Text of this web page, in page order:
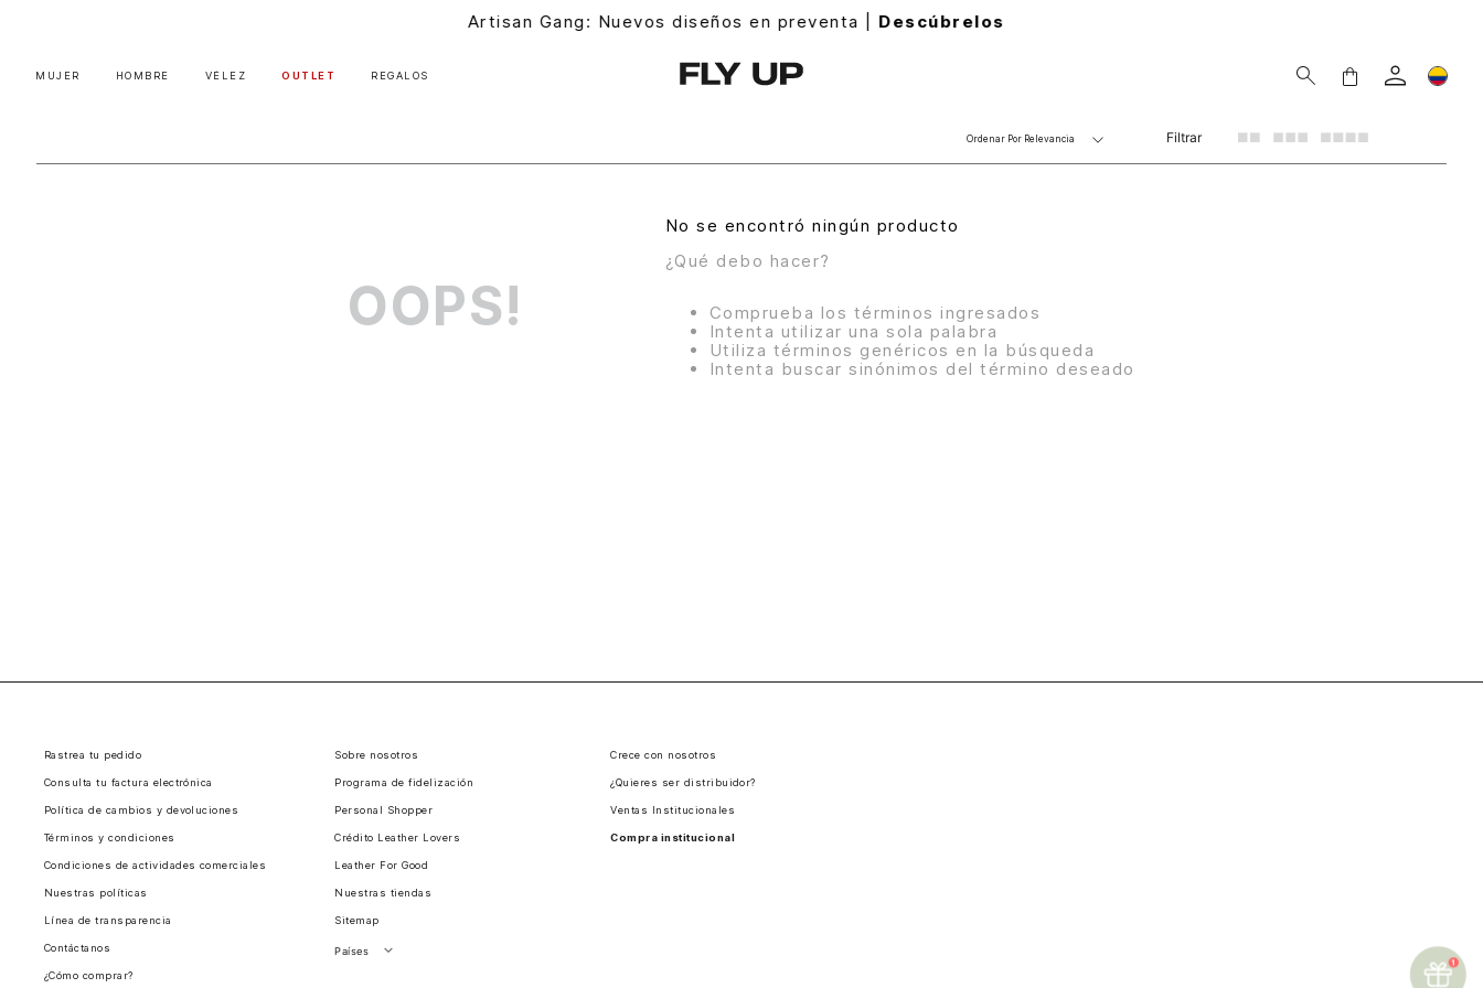
Artisan Gang: Nuevos diseños en preventa | Descúbrelos
MUJER HOMBRE VÉLEZ OUTLET REGALOS
Ordenar Por Relevancia Filtrar
OOPS!
No se encontró ningún producto
¿Qué debo hacer?
Comprueba los términos ingresados
Intenta utilizar una sola palabra
Utiliza términos genéricos en la búsqueda
Intenta buscar sinónimos del término deseado
Rastrea tu pedido
Consulta tu factura electrónica
Política de cambios y devoluciones
Términos y condiciones
Condiciones de actividades comerciales
Nuestras políticas
Línea de transparencia
Contáctanos
¿Cómo comprar?
Sobre nosotros
Programa de fidelización
Personal Shopper
Crédito Leather Lovers
Leather For Good
Nuestras tiendas
Sitemap
Países
Crece con nosotros
¿Quieres ser distribuidor?
Ventas Institucionales
Compra institucional